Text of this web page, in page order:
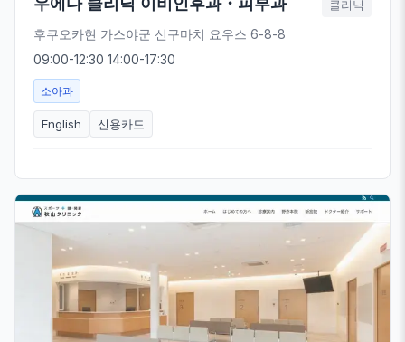
클리닉
후쿠오카현 가스야군 신구마치 요우스 6-8-8
09:00-12:30 14:00-17:30
소아과
English 신용카드